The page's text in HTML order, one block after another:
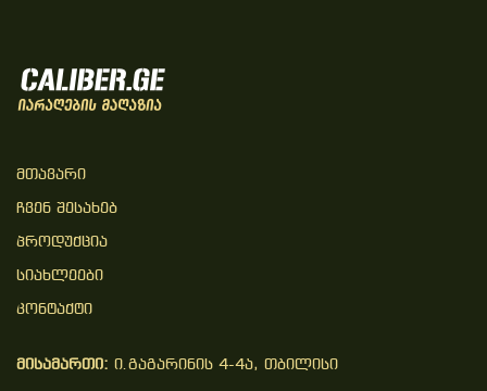
Მთავარი
Ჩვენ Შესახებ
Პროდუქცია
Სიახლეები
Კონტაქტი
მისამართი: ი.გაგარინის 4-4ა, თბილისი